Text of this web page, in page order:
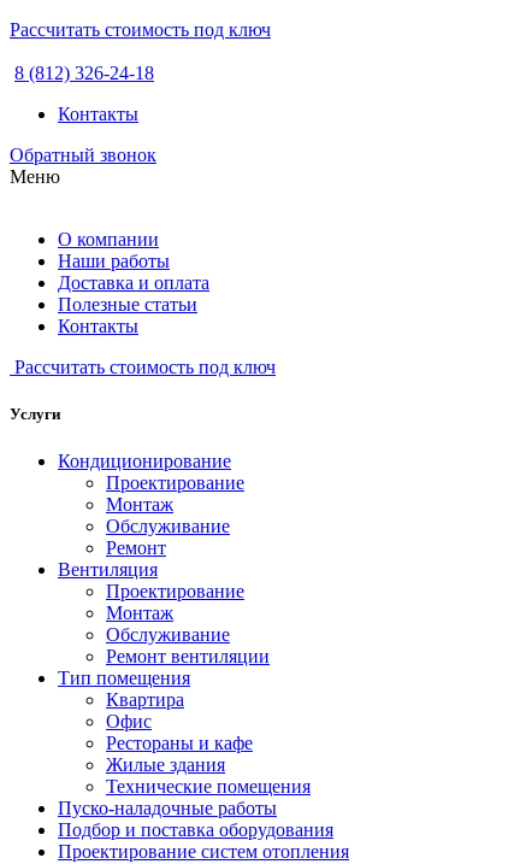
Рассчитать стоимость под ключ
8 (812) 326-24-18
Контакты
Обратный звонок
Меню
О компании
Наши работы
Доставка и оплата
Полезные статьи
Контакты
Рассчитать стоимость под ключ
Услуги
Кондиционирование
Проектирование
Монтаж
Обслуживание
Ремонт
Вентиляция
Проектирование
Монтаж
Обслуживание
Ремонт вентиляции
Тип помещения
Квартира
Офис
Рестораны и кафе
Жилые здания
Технические помещения
Пуско-наладочные работы
Подбор и поставка оборудования
Проектирование систем отопления